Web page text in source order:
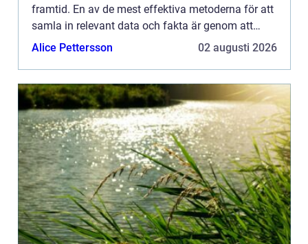
framtid. En av de mest effektiva metoderna för att
samla in relevant data och fakta är genom att
genomföra marknadsun...
Alice Pettersson 02 augusti 2026